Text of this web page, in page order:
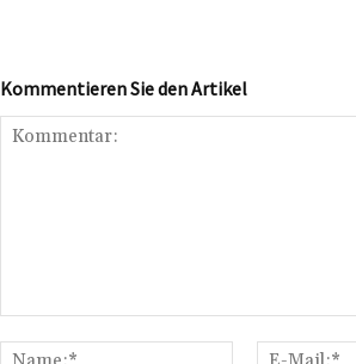
Kommentieren Sie den Artikel
Name:*